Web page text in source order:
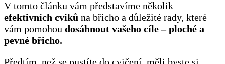
V tomto článku vám představíme několik
efektivních cviků na břicho a důležité rady, které
vám pomohou dosáhnout vašeho cíle – ploché a
pevné břicho.